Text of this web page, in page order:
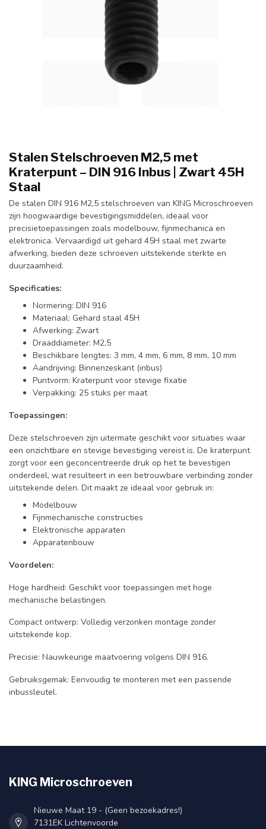
Stalen Stelschroeven M2,5 met
Kraterpunt – DIN 916 Inbus | Zwart 45H
Staal
De stalen DIN 916 M2,5 stelschroeven van KING Microschroeven
zijn hoogwaardige bevestigingsmiddelen, ideaal voor
precisietoepassingen zoals modelbouw, fijnmechanica en
elektronica. Vervaardigd uit gehard 45H staal met zwarte
afwerking, bieden deze schroeven uitstekende sterkte en
duurzaamheid.
Specificaties:
Normering: DIN 916
Materiaal: Gehard staal 45H
Afwerking: Zwart
Draaddiameter: M2,5
Beschikbare lengtes: 3 mm, 4 mm, 6 mm, 8 mm, 10 mm
Aandrijving: Binnenzeskant (inbus)
Puntvorm: Kraterpunt voor stevige fixatie
Verpakking: 25 stuks per maat
Toepassingen:
Deze stelschroeven zijn uitermate geschikt voor situaties waar
een onzichtbare en stevige bevestiging vereist is. De kraterpunt
zorgt voor een geconcentreerde druk op het te bevestigen
onderdeel, wat resulteert in een betrouwbare verbinding zonder
uitstekende delen. Dit maakt ze ideaal voor gebruik in:
Modelbouw
Fijnmechanische constructies
Elektronische apparaten
Apparatenbouw
Voordelen:
Hoge hardheid: Geschikt voor toepassingen met hoge
mechanische belastingen.
Compact ontwerp: Volledig verzonken montage zonder
uitstekende kop.
Precisie: Nauwkeurige maatvoering volgens DIN 916.
Gebruiksgemak: Eenvoudig te monteren met een passende
inbussleutel.
KING Microschroeven
Nieuwe Maat 19 - (Geen bezoekadres!)
7131EK Lichtenvoorde